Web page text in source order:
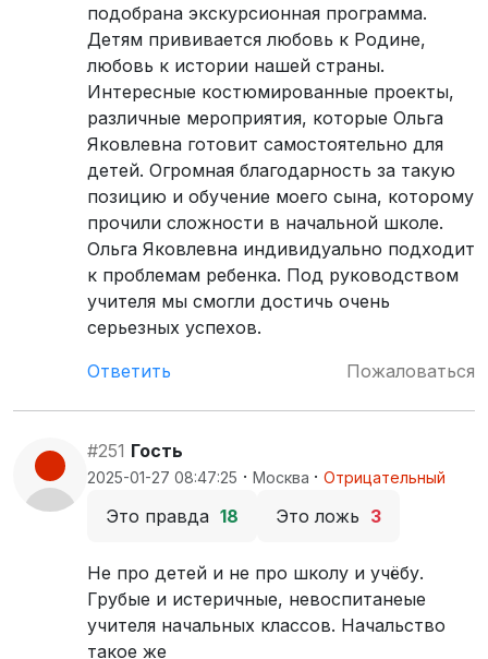
подобрана экскурсионная программа.
Детям прививается любовь к Родине,
любовь к истории нашей страны.
Интересные костюмированные проекты,
различные мероприятия, которые Ольга
Яковлевна готовит самостоятельно для
детей. Огромная благодарность за такую
позицию и обучение моего сына, которому
прочили сложности в начальной школе.
Ольга Яковлевна индивидуально подходит
к проблемам ребенка. Под руководством
учителя мы смогли достичь очень
серьезных успехов.
Ответить
Пожаловаться
#251 Гость
2025-01-27 08:47:25 · Москва · Отрицательный
Это правда 18 Это ложь 3
Не про детей и не про школу и учёбу.
Грубые и истеричные, невоспитанеые
учителя начальных классов. Начальство
такое же